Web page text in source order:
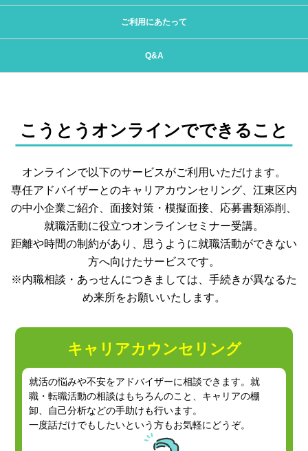
ご利用にあたって
Q&A
こうとうオンラインでできること
オンラインで以下のサービスがご利用いただけます。
専任アドバイザーとのキャリアカウンセリング、江東区内
の中小企業ご紹介、 面接対策・模擬面接、応募書類添削、
就職活動に役立つオンラインセミナー受講。
距離や時間の制約があり、思うように就職活動ができない
方へ向けたサービスです。
※内職相談・あっせんにつきましては、手続きが異なるた
め来所をお願いいたします。
キャリアカウンセリング
就活の悩みや不安をアドバイザーに相談できます。就
職・転職活動の相談はもちろんのこと、 キャリアの棚
卸、自己分析などの手助けも行います。
一度話だけでもしたいという方もお気軽にどうぞ。